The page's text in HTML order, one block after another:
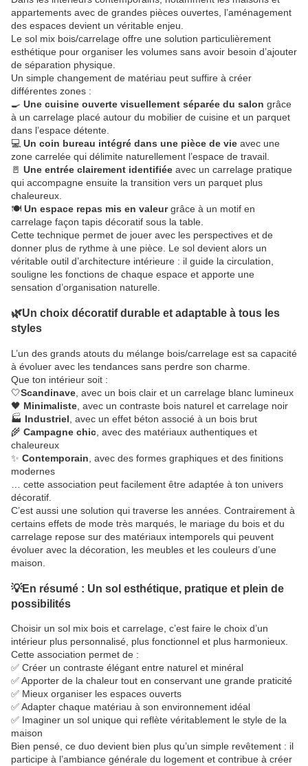
appartements avec de grandes pièces ouvertes, l’aménagement
des espaces devient un véritable enjeu.
Le sol mix bois/carrelage offre une solution particulièrement
esthétique pour organiser les volumes sans avoir besoin d’ajouter
de séparation physique.
Un simple changement de matériau peut suffire à créer
différentes zones :
🍳 Une cuisine ouverte visuellement séparée du salon grâce
à un carrelage placé autour du mobilier de cuisine et un parquet
dans l’espace détente.
💻 Un coin bureau intégré dans une pièce de vie avec une
zone carrelée qui délimite naturellement l’espace de travail.
🚪 Une entrée clairement identifiée avec un carrelage pratique
qui accompagne ensuite la transition vers un parquet plus
chaleureux.
🍽️ Un espace repas mis en valeurgrâce à un motif en
carrelage façon tapis décoratif sous la table.
Cette technique permet de jouer avec les perspectives et de
donner plus de rythme à une pièce. Le sol devient alors un
véritable outil d’architecture intérieure : il guide la circulation,
souligne les fonctions de chaque espace et apporte une
sensation d’organisation naturelle.
🌿Un choix décoratif durable et adaptable à tous les
styles
L’un des grands atouts du mélange bois/carrelage est sa capacité
à évoluer avec les tendances sans perdre son charme.
Que ton intérieur soit :
🤍Scandinave , avec un bois clair et un carrelage blanc lumineux
🖤 Minimaliste , avec un contraste bois naturel et carrelage noir
🏭 Industriel , avec un effet béton associé à un bois brut
🌾 Campagne chic , avec des matériaux authentiques et
chaleureux
✨ Contemporain , avec des formes graphiques et des finitions
modernes
… cette association peut facilement être adaptée à ton univers
décoratif.
C’est aussi une solution qui traverse les années. Contrairement à
certains effets de mode très marqués, le mariage du bois et du
carrelage repose sur des matériaux intemporels qui peuvent
évoluer avec la décoration, les meubles et les couleurs d’une
maison.
💡En résumé : Un sol esthétique, pratique et plein de
possibilités
Choisir un sol mix bois et carrelage, c’est faire le choix d’un
intérieur plus personnalisé, plus fonctionnel et plus harmonieux.
Cette association permet de :
✅ Créer un contraste élégant entre naturel et minéral
✅ Apporter de la chaleur tout en conservant une grande praticité
✅ Mieux organiser les espaces ouverts
✅ Adapter chaque matériau à son environnement idéal
✅ Imaginer un sol unique qui reflète véritablement le style de la
maison
Bien pensé, ce duo devient bien plus qu’un simple revêtement : il
participe à l’ambiance générale du logement et contribue à créer